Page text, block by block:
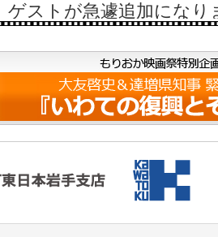
ゲストが急遽追加になり
ゲスト情報を公開しまし
協賛情報を公開しました
チケット情報を公開しま
上映スケジュール情報を
上映作品を公開しました